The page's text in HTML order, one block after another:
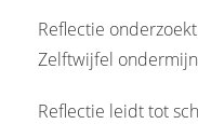
Reflectie
Zelftwijfel
Reflectie leidt tot